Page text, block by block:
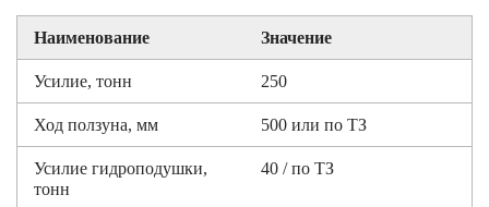
Наименование Значение
Усилие, тонн 250
Ход ползуна, мм 500 или по ТЗ
Усилие гидроподушки,
тонн
40 / по ТЗ